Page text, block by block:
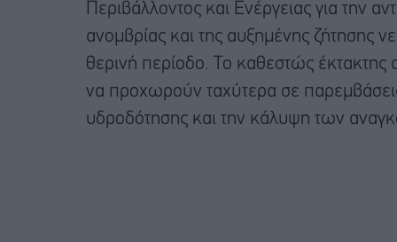
Περιβάλλοντος και Ενέργειας για την
ανομβρίας και της αυξημένης ζήτησης
θερινή περίοδο. Το καθεστώς έκτακτης
να προχωρούν ταχύτερα σε
υδροδότησης και την κάλυψη των